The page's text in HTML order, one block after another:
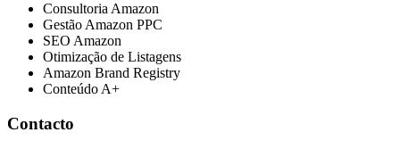
Consultoria Amazon
Gestão Amazon PPC
SEO Amazon
Otimização de Listagens
Amazon Brand Registry
Conteúdo A+
Contacto